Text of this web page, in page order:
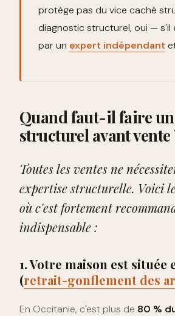
protège pas du vice caché
diagnostic structurel, oui — s'il
par un expert indépendant
Quand faut-il faire
structurel avant vente
Toutes les ventes ne
expertise structurelle. Voici
où c'est fortement
indispensable :
1. Votre maison est située
(retrait-gonflement des
En Occitanie, c'est plus de 80 %